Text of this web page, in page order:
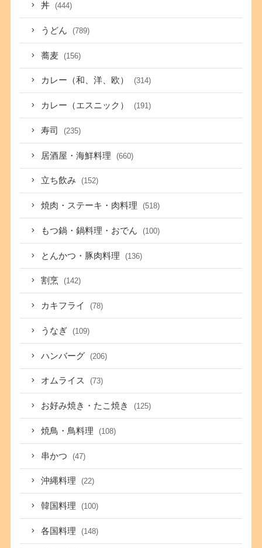
丼 (444)
うどん (789)
蕎麦 (156)
カレー（和、洋、欧） (314)
カレー（エスニック） (191)
寿司 (235)
居酒屋・海鮮料理 (660)
立ち飲み (152)
焼肉・ステーキ・肉料理 (518)
もつ鍋・鍋料理・おでん (100)
とんかつ・豚肉料理 (136)
割烹 (142)
カキフライ (78)
うなぎ (109)
ハンバーグ (206)
オムライス (73)
お好み焼き・たこ焼き (125)
焼鳥・鳥料理 (108)
串かつ (47)
沖縄料理 (22)
韓国料理 (100)
各国料理 (148)